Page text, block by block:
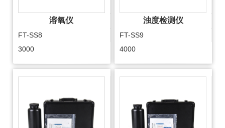
溶氧仪
FT-SS8
3000
浊度检测仪
FT-SS9
4000